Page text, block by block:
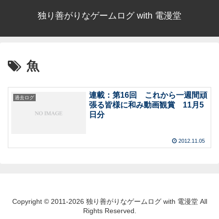
独り善がりなゲームログ with 電漫堂
魚
過去ログ
連載：第16回 これから一週間頑
張る皆様に和み動画観賞 11月5
日分
2012.11.05
Copyright © 2011-2026 独り善がりなゲームログ with 電漫堂 All
Rights Reserved.